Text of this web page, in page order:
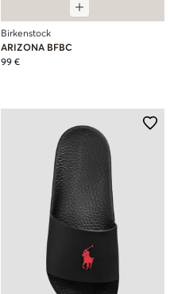
Birkenstock
ARIZONA BFBC
99 €